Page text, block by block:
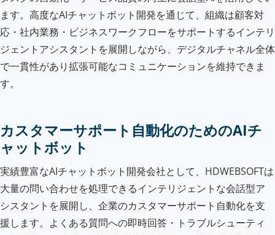
ます。高度なAIチャットボット開発を通じて、組織は顧客対
応・社内業務・ビジネスワークフローをサポートするインテリ
ジェントアシスタントを展開しながら、デジタルチャネル全体
で一貫性があり拡張可能なコミュニケーションを維持できま
す。
カスタマーサポート自動化のためのAIチ
ャットボット
実績豊富なAIチャットボット開発会社として、HDWEBSOFTは
大量の問い合わせを処理できるインテリジェントな会話型ア
シスタントを展開し、企業のカスタマーサポート自動化を支
援します。よくある質問への即時回答・トラブルシューティ